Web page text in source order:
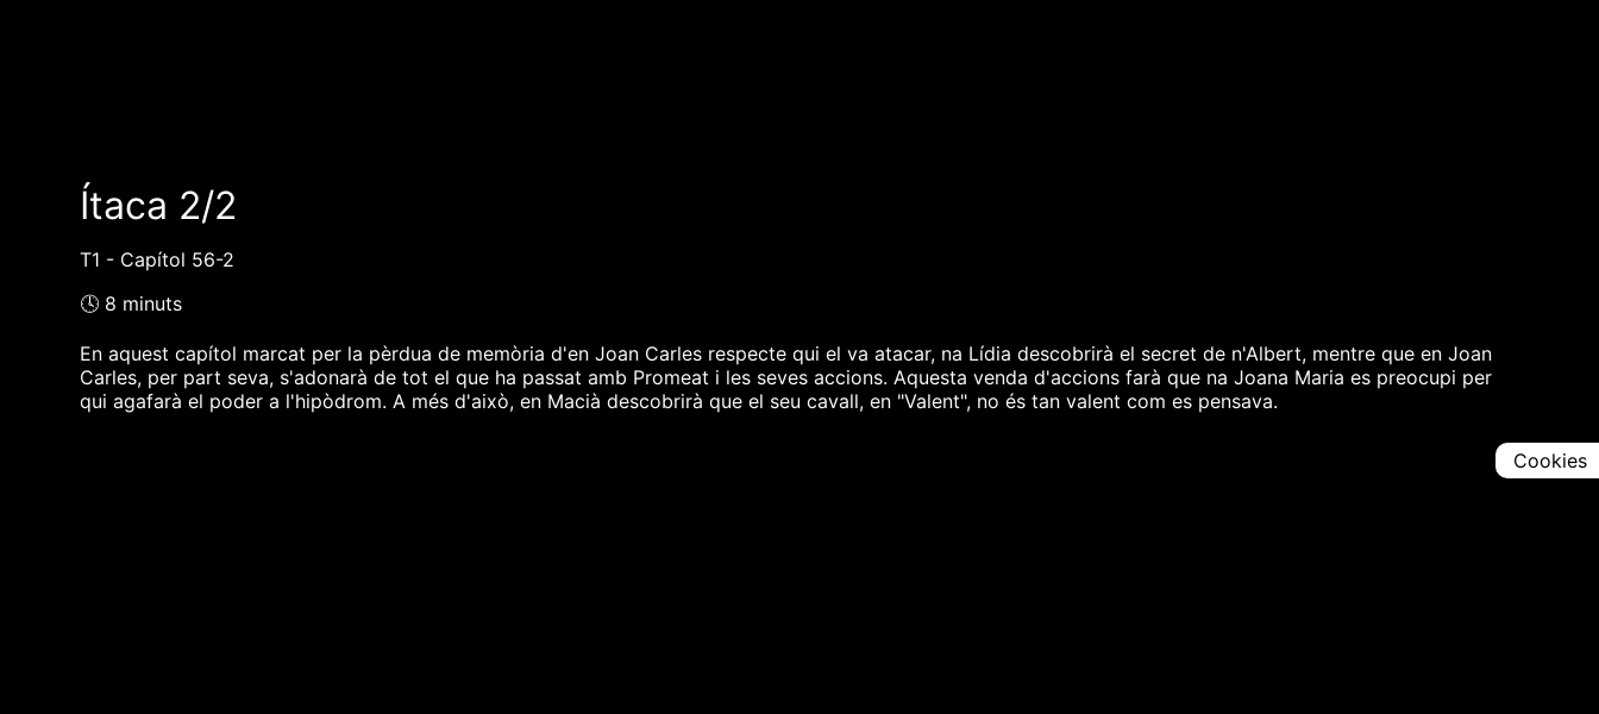
Ítaca 2/2
T1 - Capítol 56-2
🕓 8 minuts
En aquest capítol marcat per la pèrdua de memòria d'en Joan Carles respecte qui el va atacar, na Lídia descobrirà el secret de n'Albert, mentre que en Joan
Carles, per part seva, s'adonarà de tot el que ha passat amb Promeat i les seves accions. Aquesta venda d'accions farà que na Joana Maria es preocupi per
qui agafarà el poder a l'hipòdrom. A més d'això, en Macià descobrirà que el seu cavall, en "Valent", no és tan valent com es pensava.
Cookies